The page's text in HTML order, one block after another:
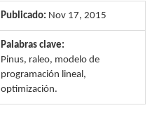
Publicado: Nov 17, 2015
Palabras clave:
Pinus, raleo, modelo de
programación lineal,
optimización.